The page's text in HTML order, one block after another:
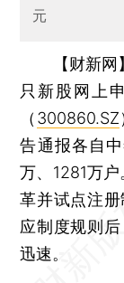
元
【财新
只新股网上
（ 300860.SZ
告通报各自
万、1281万
革并试点注
应制度规则
迅速。